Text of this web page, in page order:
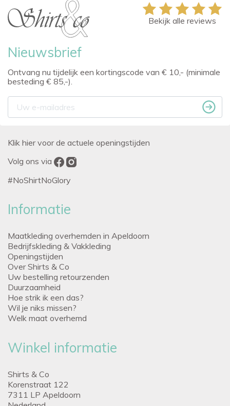
Nieuwsbrief
Ontvang nu tijdelijk een kortingscode van € 10,- (minimale
besteding € 85,-).
Bekijk alle reviews
Klik hier voor de actuele openingstijden
Volg ons via
#NoShirtNoGlory
Informatie
Maatkleding overhemden in Apeldoorn
Bedrijfskleding & Vakkleding
Openingstijden
Over Shirts & Co
Uw bestelling retourzenden
Duurzaamheid
Hoe strik ik een das?
Wil je niks missen?
Welk maat overhemd
Winkel informatie
Shirts & Co
Korenstraat 122
7311 LP Apeldoorn